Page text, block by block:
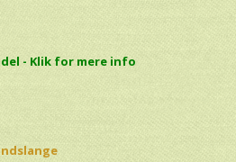
- Klik for mere info